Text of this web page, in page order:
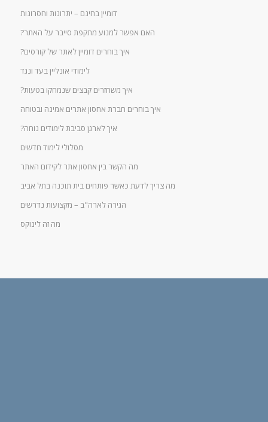
דומיין בחינם – יתרונות וחסרונות
האם אפשר למנוע מתקפת סייבר על האתר?
איך בוחרים דומיין לאתר של קורסים?
לימודי אונליין בעד ונגד
איך משחזרים קבצים שנמחקו בטעות?
איך בוחרים חברת אחסון אתרים אמינה ובטוחה
איך לארגן סביבת לימודים נוחה?
מסלולי לימוד חדשים
מה הקשר בין אחסון אתר לקידום האתר
מה צריך לדעת כאשר פותחים בית תוכנה בתל אביב
הגירה לארה"ב – מקצועות נדרשים
מה זה לינוקס